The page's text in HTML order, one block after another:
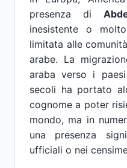
presenza di
inesistente o
limitata alle
arabe. La
araba verso i
secoli ha portato
cognome a poter
mondo, ma in
una presenza
ufficiali o nei